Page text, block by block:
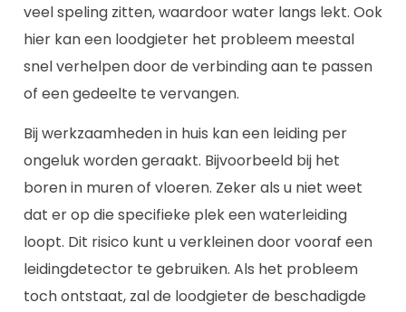
veel speling zitten, waardoor water langs lekt. Ook
hier kan een loodgieter het probleem meestal
snel verhelpen door de verbinding aan te passen
of een gedeelte te vervangen.
Bij werkzaamheden in huis kan een leiding per
ongeluk worden geraakt. Bijvoorbeeld bij het
boren in muren of vloeren. Zeker als u niet weet
dat er op die specifieke plek een waterleiding
loopt. Dit risico kunt u verkleinen door vooraf een
leidingdetector te gebruiken. Als het probleem
toch ontstaat, zal de loodgieter de beschadigde